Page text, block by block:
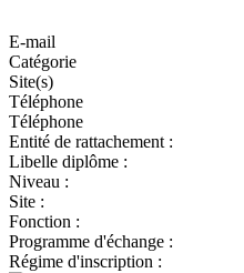
E-mail
Catégorie
Site(s)
Téléphone
Téléphone
Entité de rattachement :
Libelle diplôme :
Niveau :
Site :
Fonction :
Programme d'échange :
Régime d'inscription :